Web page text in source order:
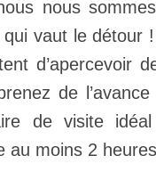
nous
vaut le détour
d’apercevoir
de
de visite
au moins 2